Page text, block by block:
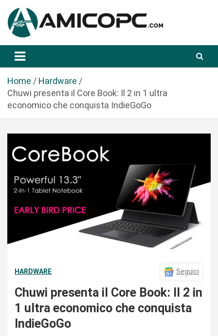
a
Amicopc.com
Home
Hardware
Chuwi presenta il Core Book: Il 2 in 1 ultra
economico che conquista IndieGoGo
HARDWARE Seguici
Chuwi presenta il Core Book: Il 2 in
1 ultra economico che conquista
IndieGoGo